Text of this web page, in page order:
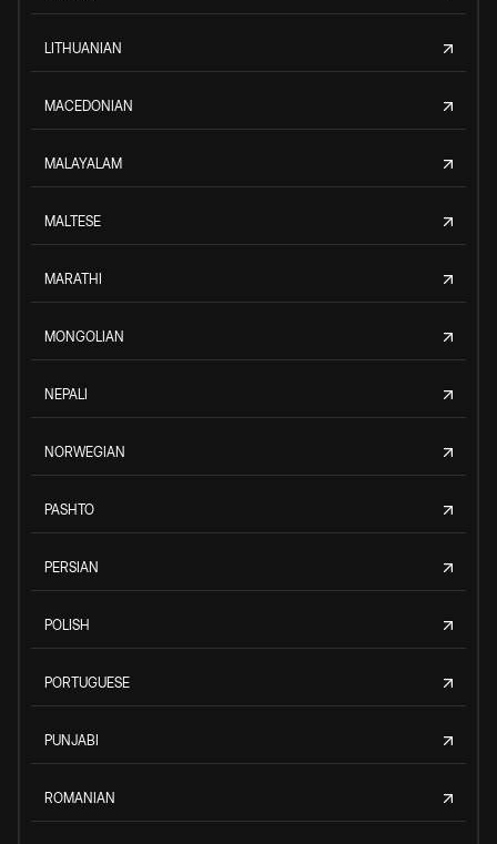
LITHUANIAN
MACEDONIAN
MALAYALAM
MALTESE
MARATHI
MONGOLIAN
NEPALI
NORWEGIAN
PASHTO
PERSIAN
POLISH
PORTUGUESE
PUNJABI
ROMANIAN